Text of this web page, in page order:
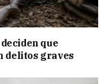
que
delitos graves